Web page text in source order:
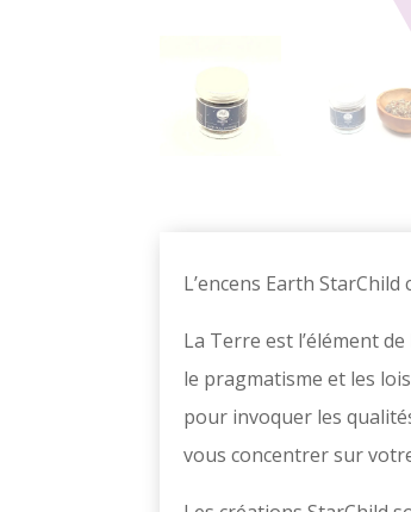
L’encens Earth
La Terre est l’élément
le pragmatisme et les
pour invoquer les
vous concentrer sur